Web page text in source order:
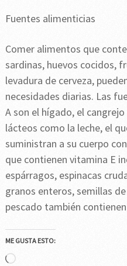
Fuentes alimenticias
Comer alimentos que
sardinas, huevos cocidos,
levadura de cerveza,
necesidades diarias. Las
A son el hígado, el
lácteos como la leche, el
suministran a su cuerpo
que contienen vitamina E
espárragos, espinacas
granos enteros, semillas
pescado también
ME GUSTA ESTO:
Cargando...